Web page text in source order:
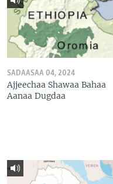
SADAASAA 04, 2024
Ajjeechaa Shawaa Bahaa
Aanaa Dugdaa